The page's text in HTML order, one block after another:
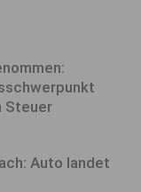
Steuer
Auto landet